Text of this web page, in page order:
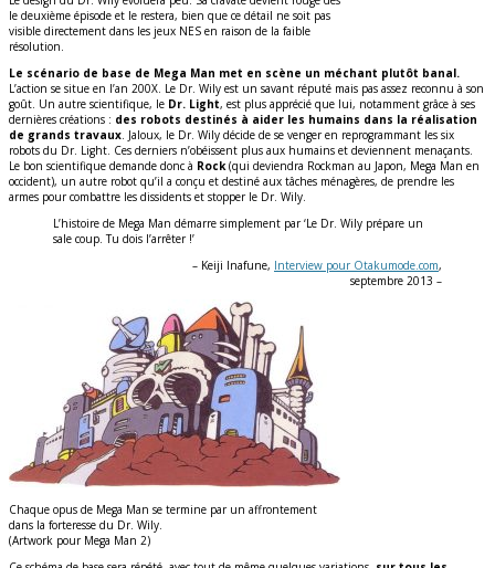
le deuxième épisode et le restera, bien que ce détail ne soit pas
visible directement dans les jeux NES en raison de la faible
résolution.
Le scénario de base de Mega Man met en scène un méchant plutôt banal.
L’action se situe en l’an 200X. Le Dr. Wily est un savant réputé mais pas assez reconnu à son
goût. Un autre scientifique, le Dr. Light, est plus apprécié que lui, notamment grâce à ses
dernières créations : des robots destinés à aider les humains dans la réalisation
de grands travaux . Jaloux, le Dr. Wily décide de se venger en reprogrammant les six
robots du Dr. Light. Ces derniers n’obéissent plus aux humains et deviennent menaçants.
Le bon scientifique demande donc à Rock (qui deviendra Rockman au Japon, Mega Man en
occident), un autre robot qu’il a conçu et destiné aux tâches ménagères, de prendre les
armes pour combattre les dissidents et stopper le Dr. Wily.
L’histoire de Mega Man démarre simplement par ‘Le Dr. Wily prépare un
sale coup. Tu dois l’arrêter !’
– Keiji Inafune, Interview pour Otakumode.com,
septembre 2013 –
Chaque opus de Mega Man se termine par un affrontement
dans la forteresse du Dr. Wily.
(Artwork pour Mega Man 2)